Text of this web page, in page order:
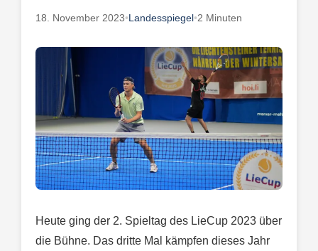
18. November 2023•Landesspiegel•2 Minuten
Heute ging der 2. Spieltag des LieCup 2023 über
die Bühne. Das dritte Mal kämpfen dieses Jahr